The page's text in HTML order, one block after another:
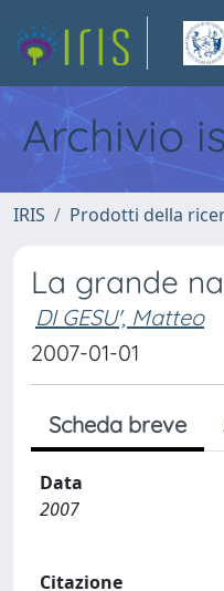
Archivio
IRIS Prodotti della
La grande
DI GESU', Matteo
2007-01-01
Scheda breve
Data
2007
Citazione